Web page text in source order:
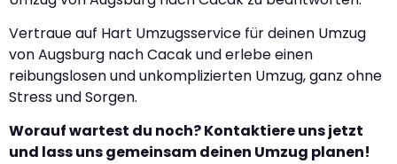
Vertraue auf Hart Umzugsservice für deinen Umzug
von Augsburg nach Cacak und erlebe einen
reibungslosen und unkomplizierten Umzug, ganz ohne
Stress und Sorgen.
Worauf wartest du noch? Kontaktiere uns jetzt
und lass uns gemeinsam deinen Umzug planen!